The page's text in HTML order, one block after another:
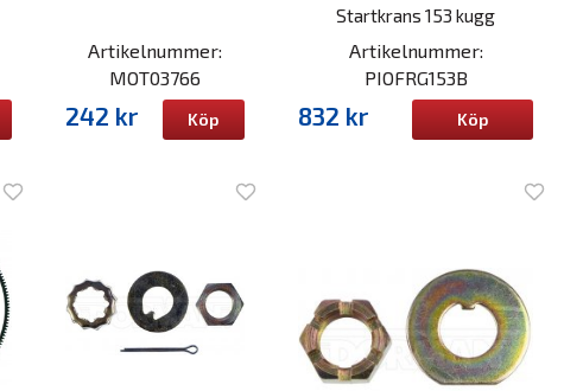
Artikelnummer:
MOT03766
242 kr Köp
Startkrans 153 kugg
Artikelnummer:
PIOFRG153B
832 kr Köp